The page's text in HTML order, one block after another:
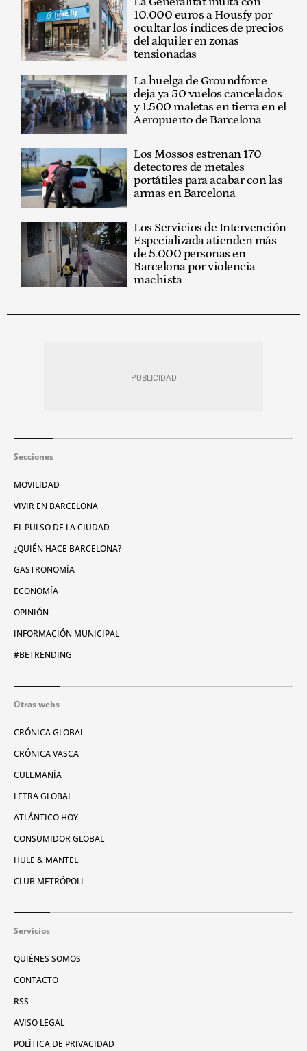
10.000 euros a Housfy por
ocultar los índices de precios
del alquiler en zonas
tensionadas
La huelga de Groundforce
deja ya 50 vuelos cancelados
y 1.500 maletas en tierra en el
Aeropuerto de Barcelona
Los Mossos estrenan 170
detectores de metales
portátiles para acabar con las
armas en Barcelona
Los Servicios de Intervención
Especializada atienden más
de 5.000 personas en
Barcelona por violencia
machista
Secciones
MOVILIDAD
VIVIR EN BARCELONA
EL PULSO DE LA CIUDAD
¿QUIÉN HACE BARCELONA?
GASTRONOMÍA
ECONOMÍA
OPINIÓN
INFORMACIÓN MUNICIPAL
#BETRENDING
Otras webs
CRÓNICA GLOBAL
CRÓNICA VASCA
CULEMANÍA
LETRA GLOBAL
ATLÁNTICO HOY
CONSUMIDOR GLOBAL
HULE & MANTEL
CLUB METRÓPOLI
Servicios
QUIÉNES SOMOS
CONTACTO
RSS
AVISO LEGAL
POLÍTICA DE PRIVACIDAD